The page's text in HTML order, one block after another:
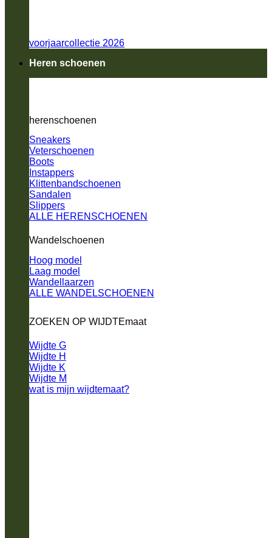
voorjaarcollectie 2026
Heren schoenen
herenschoenen
Sneakers
Veterschoenen
Boots
Instappers
Klittenbandschoenen
Sandalen
Slippers
ALLE HERENSCHOENEN
Wandelschoenen
Hoog model
Laag model
Wandellaarzen
ALLE WANDELSCHOENEN
ZOEKEN OP WIJDTEmaat
Wijdte G
Wijdte H
Wijdte K
Wijdte M
wat is mijn wijdtemaat?